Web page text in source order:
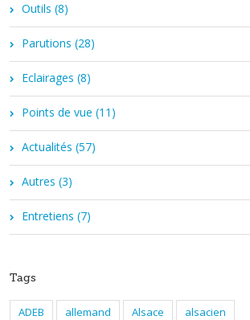
Outils (8)
Parutions (28)
Eclairages (8)
Points de vue (11)
Actualités (57)
Autres (3)
Entretiens (7)
Tags
ADEB allemand Alsace
alsacien